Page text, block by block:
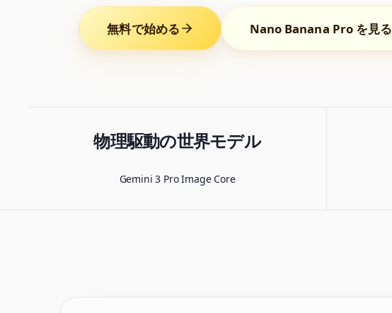
無料で始める Nano Banana Pro を見る
物理駆動の世界モデル
Gemini 3 Pro Image Core